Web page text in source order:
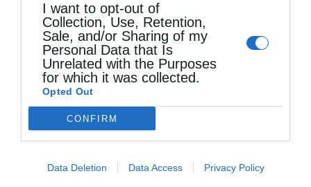
I want to opt-out of
Collection, Use, Retention,
Sale, and/or Sharing of my
Personal Data that Is
Unrelated with the Purposes
for which it was collected.
Opted Out
CONFIRM
Data Deletion Data Access Privacy Policy
Ρώτησε κάποιος τον αββά Παφνούτιο: “Πες μου
κάποιον...